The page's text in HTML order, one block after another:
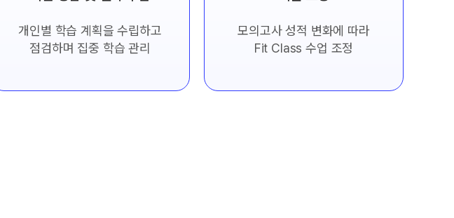
개인별 학습 계획을 수립하고
점검하며 집중 학습 관리
모의고사 성적 변화에 따라
Fit Class 수업 조정